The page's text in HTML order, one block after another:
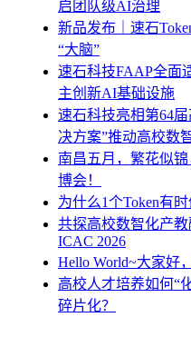
启团队级AI治理
新品发布｜速石
“大脑”
速石科技FAAP全面
主创新AI基础设施
速石科技亮相第64
决方案”推动高校数
南昌五月，繁花似
博会！
为什么1个Token有
共探高校数智化产
ICAC 2026
Hello World~大家好
高校人才培养如何“
碎片化？